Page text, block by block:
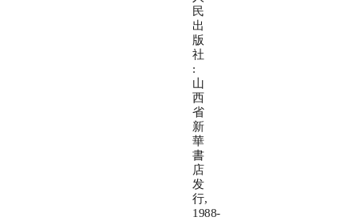
民
出
版
社
:
山
西
省
新
華
書
店
发
行,
1988-